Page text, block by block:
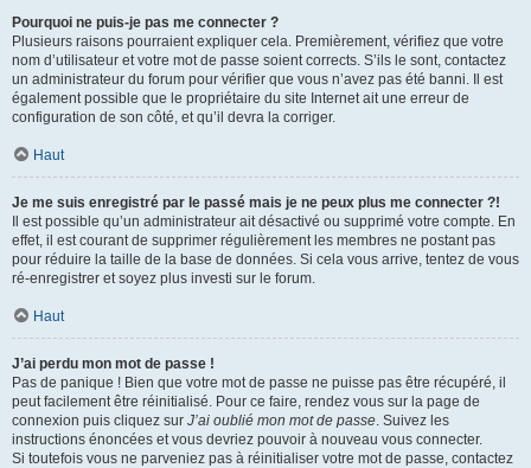
Pourquoi ne puis-je pas me connecter ?
Plusieurs raisons pourraient expliquer cela. Premièrement, vérifiez que votre
nom d’utilisateur et votre mot de passe soient corrects. S’ils le sont, contactez
un administrateur du forum pour vérifier que vous n’avez pas été banni. Il est
également possible que le propriétaire du site Internet ait une erreur de
configuration de son côté, et qu’il devra la corriger.
Haut
Je me suis enregistré par le passé mais je ne peux plus me connecter ?!
Il est possible qu’un administrateur ait désactivé ou supprimé votre compte. En
effet, il est courant de supprimer régulièrement les membres ne postant pas
pour réduire la taille de la base de données. Si cela vous arrive, tentez de vous
ré-enregistrer et soyez plus investi sur le forum.
Haut
J’ai perdu mon mot de passe !
Pas de panique ! Bien que votre mot de passe ne puisse pas être récupéré, il
peut facilement être réinitialisé. Pour ce faire, rendez vous sur la page de
connexion puis cliquez sur J’ai oublié mon mot de passe. Suivez les
instructions énoncées et vous devriez pouvoir à nouveau vous connecter.
Si toutefois vous ne parveniez pas à réinitialiser votre mot de passe, contactez